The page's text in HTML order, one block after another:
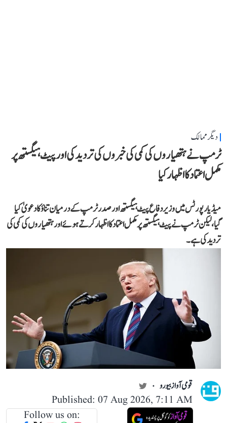
دیگر ممالک
ٹرمپ نے ہتھیاروں کی کمی کی خبروں کی تردید کی اور پیٹ ہیگستھ پر
مکمل اعتماد کا اظہار کیا
میڈیا رپورٹس میں وزیر دفاع پیٹ ہیگستھ اور صدر ٹرمپ کے درمیان تناؤ کا دعویٰ کیا
گیا، لیکن ٹرمپ نے پیٹ ہیگستھ پر مکمل اعتماد کا اظہار کرتے ہوئے اور ہتھیاروں کی کمی کی
تردید کی ہے۔
قومی آواز بیورو
Published: 07 Aug 2026, 7:11 AM
Follow us on: